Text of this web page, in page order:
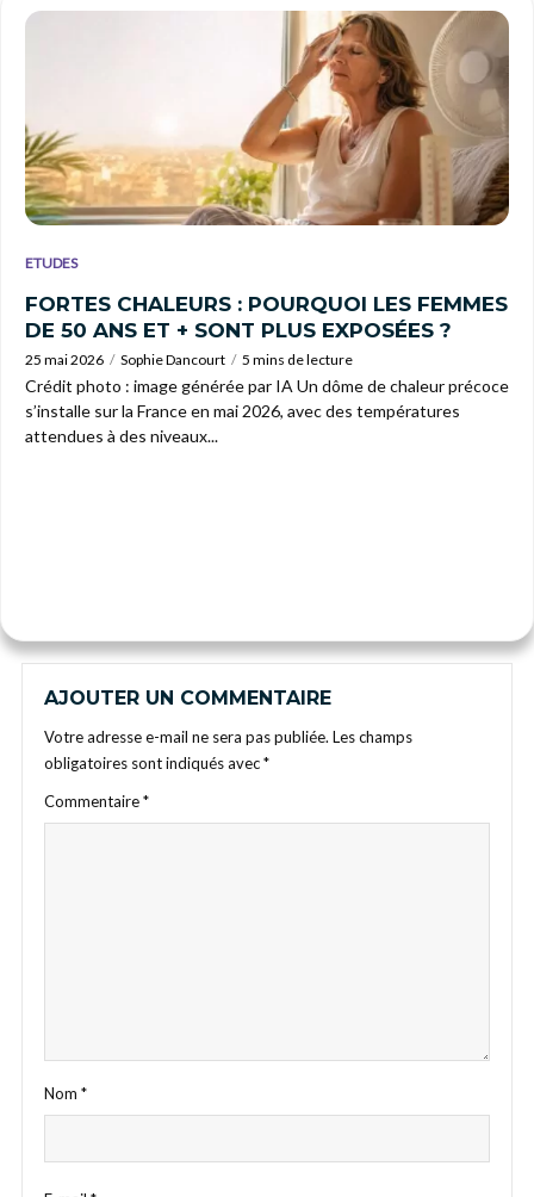
ETUDES
FORTES CHALEURS : POURQUOI LES FEMMES
DE 50 ANS ET + SONT PLUS EXPOSÉES ?
25 mai 2026 Sophie Dancourt 5 mins de lecture
Crédit photo : image générée par IA Un dôme de chaleur précoce
s’installe sur la France en mai 2026, avec des températures
attendues à des niveaux...
AJOUTER UN COMMENTAIRE
Votre adresse e-mail ne sera pas publiée. Les champs
obligatoires sont indiqués avec*
Commentaire*
Nom *